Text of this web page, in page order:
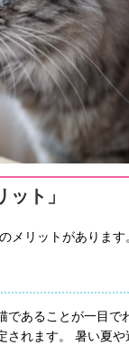
ト」
メリットがありま
あることが一目
れます。 暑い夏